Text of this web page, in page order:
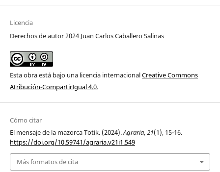
Licencia
Derechos de autor 2024 Juan Carlos Caballero Salinas
Esta obra está bajo una licencia internacionalCreative Commons
Atribución-CompartirIgual 4.0.
Cómo citar
El mensaje de la mazorca Totik. (2024).Agraria,21(1), 15-16.
https://doi.org/10.59741/agraria.v21i1.549
Más formatos de cita